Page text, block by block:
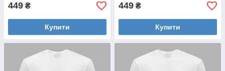
449 ₴
Купити
449 ₴
Купити